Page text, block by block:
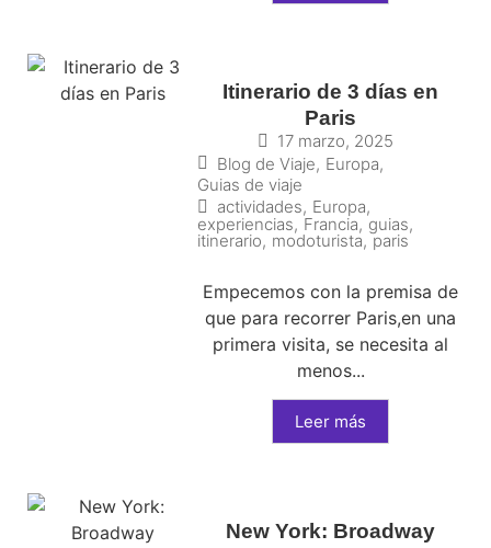
Itinerario de 3 días en
Paris
17 marzo, 2025
Blog de Viaje, Europa,
Guias de viaje
actividades, Europa,
experiencias, Francia, guias,
itinerario, modoturista, paris
Empecemos con la premisa de
que para recorrer Paris,en una
primera visita, se necesita al
menos...
Leer más
New York: Broadway